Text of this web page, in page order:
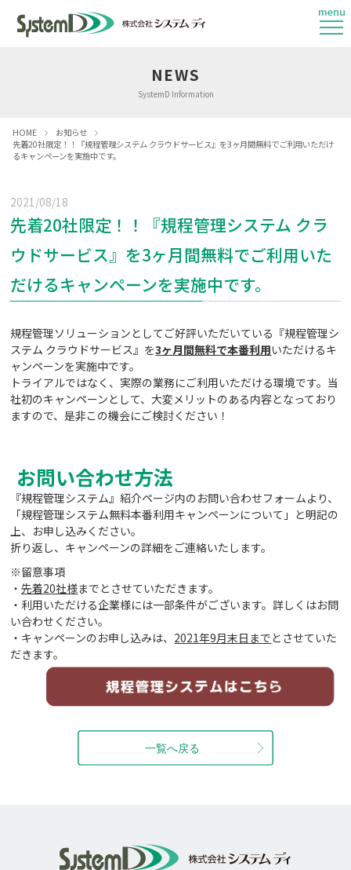
menu
NEWS
SystemD Information
HOME
お知らせ
先着20社限定！！『規程管理システム クラウドサービス』を3ヶ月間無料でご利用いただけ
るキャンペーンを実施中です。
2021/08/18
先着20社限定！！『規程管理システム クラ
ウドサービス』を3ヶ月間無料でご利用いた
だけるキャンペーンを実施中です。
規程管理ソリューションとしてご好評いただいている『規程管理シ
ステム クラウドサービス』を3ヶ月間無料で本番利用いただけるキ
ャンペーンを実施中です。
トライアルではなく、実際の業務にご利用いただける環境です。当
社初のキャンペーンとして、大変メリットのある内容となっており
ますので、是非この機会にご検討ください！
お問い合わせ方法
『規程管理システム』紹介ページ内のお問い合わせフォームより、
「規程管理システム無料本番利用キャンペーンについて」と明記の
上、お申し込みください。
折り返し、キャンペーンの詳細をご連絡いたします。
※留意事項
・先着20社様までとさせていただきます。
・利用いただける企業様には一部条件がございます。詳しくはお問
い合わせください。
・キャンペーンのお申し込みは、 2021年9月末日までとさせていた
だきます。